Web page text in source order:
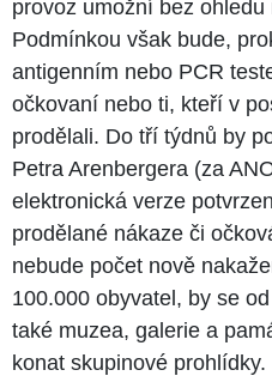
provoz umožní bez
Podmínkou však bude,
antigenním nebo PCR
očkovaní nebo ti, kteří v
prodělali. Do tří týdnů by
Petra Arenbergera (za
elektronická verze
prodělané nákaze či
nebude počet nově
100.000 obyvatel, by se
také muzea, galerie a
konat skupinové prohlídky.